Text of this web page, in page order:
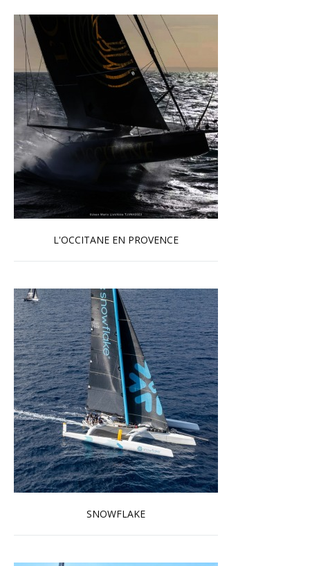
L'OCCITANE EN PROVENCE
En savoir plus...
SNOWFLAKE
En savoir plus...